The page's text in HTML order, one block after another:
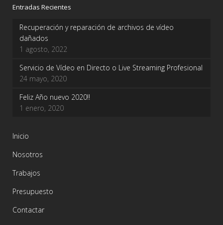
Entradas Recientes
Recuperación y reparación de archivos de vídeo
dañados
1 agosto, 2022
Servicio de Vídeo en Directo o Live Streaming Profesional
24 mayo, 2020
Feliz Año nuevo 2020!!
1 enero, 2020
Inicio
Nosotros
Trabajos
Presupuesto
Contactar